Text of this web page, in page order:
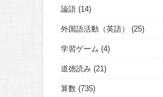
論語 (14)
外国語活動（英語） (25)
学習ゲーム (4)
道徳読み (21)
算数 (735)